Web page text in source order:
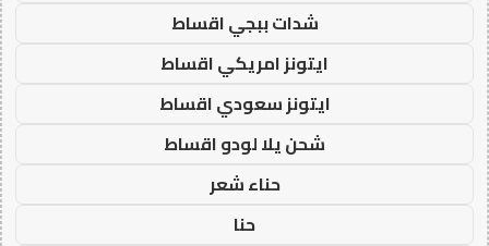
شدات ببجي اقساط
ايتونز امريكي اقساط
ايتونز سعودي اقساط
شحن يلا لودو اقساط
حناء شعر
حنا